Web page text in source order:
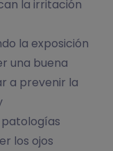
la irritación
la exposición
una buena
a prevenir la
los ojos